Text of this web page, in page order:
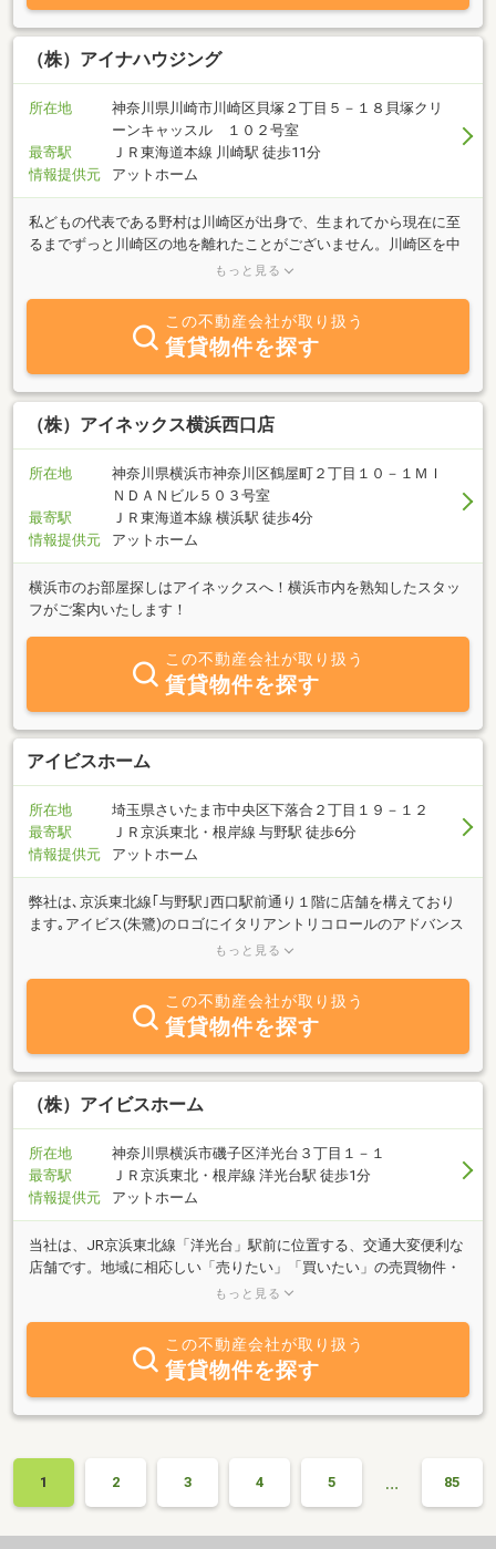
にはないオススメな物件を取り揃えております。お部屋探し・家探
しの際には是非ともご来店ください。お待ちしております。
（株）アイナハウジング
所在地
神奈川県川崎市川崎区貝塚２丁目５－１８貝塚クリ
ーンキャッスル １０２号室
最寄駅
ＪＲ東海道本線 川崎駅 徒歩11分
情報提供元
アットホーム
私どもの代表である野村は川崎区が出身で、生まれてから現在に至
るまでずっと川崎区の地を離れたことがございません。川崎区を中
心、幸区、鶴見区の賃貸物件・店舗・駐車場から戸建・マンショ
揃えております。どんな些細なことでもお気軽にご相談ください。
お客様目線で、ベストな提案ができるよう日々精進しております。
顧客満足度１００％を目指し頑張っておりますので、お気軽にお問
い合わせください。生活保護、ご高齢、外国籍や審査で断られた、
ペット可の物件に住みたい、楽器の演奏をしたい、また、希望の物
件がなかなか見つからないなど私共住宅のプロにご相談いただけれ
ず解消致します。まずは、一度ご連絡下さい。
もっと見る
この不動産会社が取り扱う
賃貸物件を探す
（株）アイネックス横浜西口店
所在地
神奈川県横浜市神奈川区鶴屋町２丁目１０－１ＭＩ
ＮＤＡＮビル５０３号室
最寄駅
ＪＲ東海道本線 横浜駅 徒歩4分
情報提供元
アットホーム
横浜市のお部屋探しはアイネックスへ！横浜市内を熟知したスタッ
フがご案内いたします！
この不動産会社が取り扱う
賃貸物件を探す
アイビスホーム
所在地
埼玉県さいたま市中央区下落合２丁目１９－１２
最寄駅
ＪＲ京浜東北・根岸線 与野駅 徒歩6分
情報提供元
アットホーム
弊社は､京浜東北線｢与野駅｣西口駅前通り１階に店舗を構えており
ます｡アイビス(朱鷺)のロゴにイタリアントリコロールのアドバンス
な看板が目に飛び込んで来ます｡ マンション、アパート、店舗、
す｡情報は､地元密着で新鮮でオーナーさんとも直接交渉！・・・・
交渉力抜群！安いアパートから高額分譲マンション、店舗、事務
所、駐車場など取扱も豊富です｡ 独自のネットワークでお客様の
ワガママ条件にもピッタリな物件をご紹介致します｡まずは､当社に
ご一報ください｡
もっと見る
この不動産会社が取り扱う
賃貸物件を探す
（株）アイビスホーム
所在地
神奈川県横浜市磯子区洋光台３丁目１－１
最寄駅
ＪＲ京浜東北・根岸線 洋光台駅 徒歩1分
情報提供元
アットホーム
当社は、JR京浜東北線「洋光台」駅前に位置する、交通大変便利な
店舗です。地域に相応しい「売りたい」「買いたい」の売買物件・
「貸したい」「借りたい」の賃貸物件を豊富に取り揃えておりま
お手伝い致します！私達は親身になってお客様に接することを心が
けております☆是非お気軽にご相談ください♪
もっと見る
この不動産会社が取り扱う
賃貸物件を探す
1 2 3 4 5 … 85